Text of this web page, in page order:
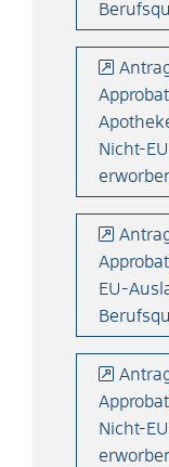
Nicht-
EU-
Nicht-